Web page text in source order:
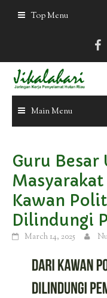
Top Menu
Main Menu
Guru Besar
Kawan
Dilindungi
March 14, 2025